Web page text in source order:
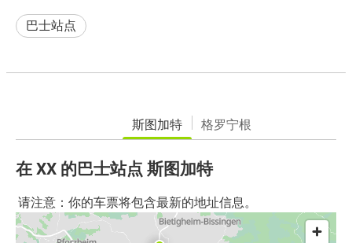
巴士站点
斯图加特 格罗宁根
在 XX 的巴士站点 斯图加特
请注意：你的车票将包含最新的地址信息。